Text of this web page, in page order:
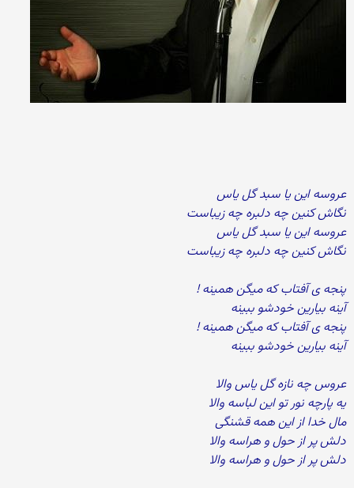
عروسه این یا سبد گل یاس
نگاش کنین چه دلبره چه زیباست
عروسه این یا سبد گل یاس
نگاش کنین چه دلبره چه زیباست
پنجه ی آفتاب که میگن همینه !
آینه بیارین خودشو ببینه
پنجه ی آفتاب که میگن همینه !
آینه بیارین خودشو ببینه
عروس چه نازه گل یاس والا
یه پارچه نور تو این لباسه والا
مال خدا از این همه قشنگی
دلش پر از حول و هراسه والا
دلش پر از حول و هراسه والا